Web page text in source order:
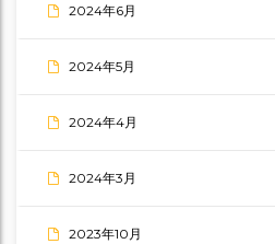
2024年6月
2024年5月
2024年4月
2024年3月
2023年10月